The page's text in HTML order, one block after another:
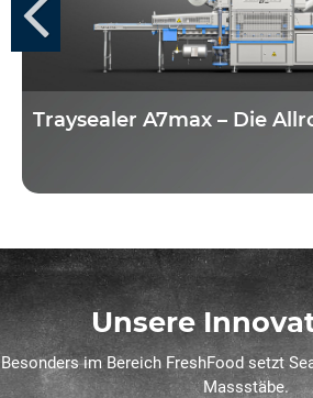
Traysealer A7max – Die
Unsere
Besonders im Bereich FreshFood setzt
Massstäbe.